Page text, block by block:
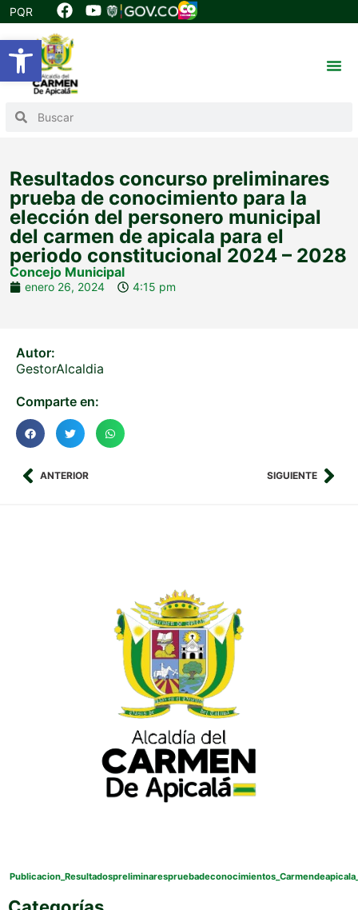
Abrir barra de herramientas
PQR
Resultados concurso preliminares
prueba de conocimiento para la
elección del personero municipal
del carmen de apicala para el
periodo constitucional 2024 – 2028
Concejo Municipal
enero 26, 2024 4:15 pm
Autor:
GestorAlcaldia
Comparte en:
ANTERIOR SIGUIENTE